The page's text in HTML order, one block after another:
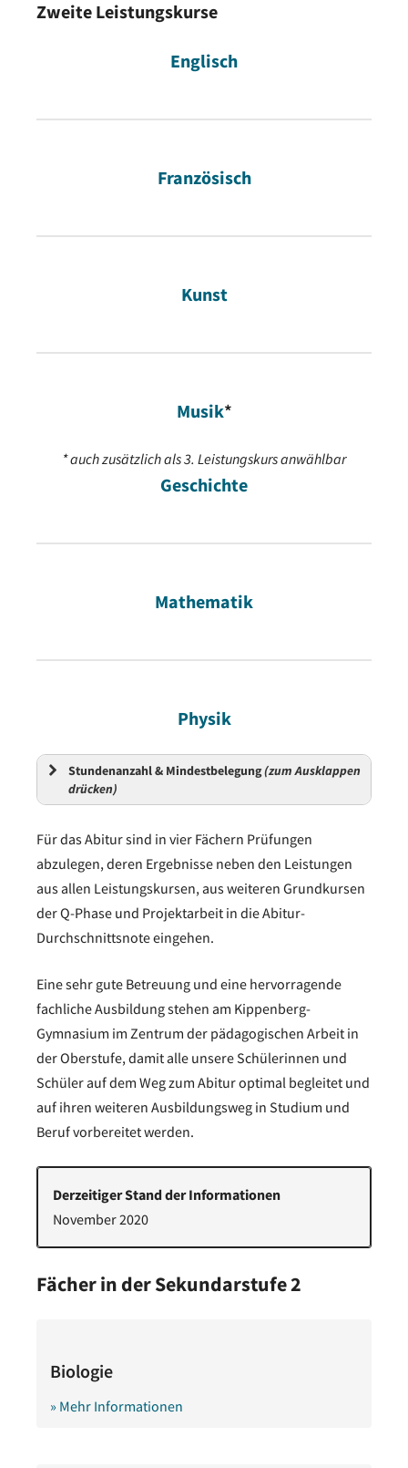
Zweite Leistungskurse
Englisch
Französisch
Kunst
Musik*
* auch zusätzlich als 3. Leistungskurs anwählbar
Geschichte
Mathematik
Physik
Stundenanzahl & Mindestbelegung(zum Ausklappen
drücken)
Leistungskurse
Grundkurse
Für das Abitur sind in vier Fächern Prüfungen
abzulegen, deren Ergebnisse neben den Leistungen
aus allen Leistungskursen, aus weiteren Grundkursen
der Q-Phase und Projektarbeit in die Abitur-
Durchschnittsnote eingehen.
Eine sehr gute Betreuung und eine hervorragende
fachliche Ausbildung stehen am Kippenberg-
Gymnasium im Zentrum der pädagogischen Arbeit in
der Oberstufe, damit alle unsere Schülerinnen und
Schüler auf dem Weg zum Abitur optimal begleitet und
auf ihren weiteren Ausbildungsweg in Studium und
Beruf vorbereitet werden.
Derzeitiger Stand der Informationen
November 2020
Fächer in der Sekundarstufe 2
Biologie
» Mehr Informationen